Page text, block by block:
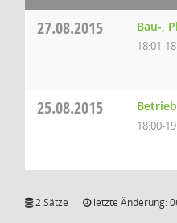
27.08.2015 Bau-,
18:01-
25.08.2015
18:00-
2 Sätze letzte Änderung: